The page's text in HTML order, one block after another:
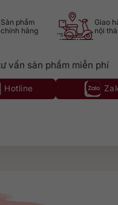
Sản phẩm
chính hãng
Giao
nội
vấn sản phẩm miễn phí
Hotline